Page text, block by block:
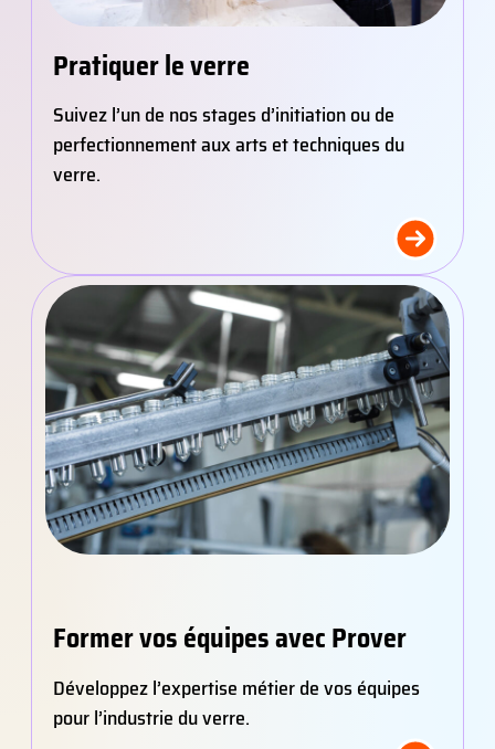
Pratiquer le verre
Suivez l’un de nos stages d’initiation ou de
perfectionnement aux arts et techniques du
verre.
Former vos équipes avec Prover
Développez l’expertise métier de vos équipes
pour l’industrie du verre.